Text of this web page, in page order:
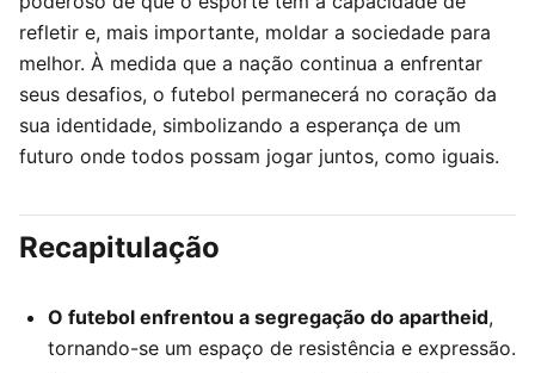
refletir e, mais importante, moldar a sociedade para
melhor. À medida que a nação continua a enfrentar
seus desafios, o futebol permanecerá no coração da
sua identidade, simbolizando a esperança de um
futuro onde todos possam jogar juntos, como iguais.
Recapitulação
O futebol enfrentou a segregação do apartheid,
tornando-se um espaço de resistência e expressão.